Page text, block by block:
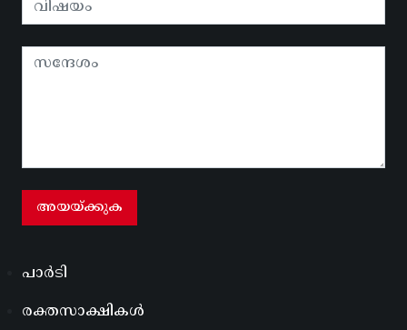
പാർടി
രക്തസാക്ഷികൾ